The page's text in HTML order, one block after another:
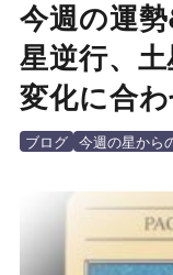
今週の運
星逆行、
変化に合
ブログ 今週の星から